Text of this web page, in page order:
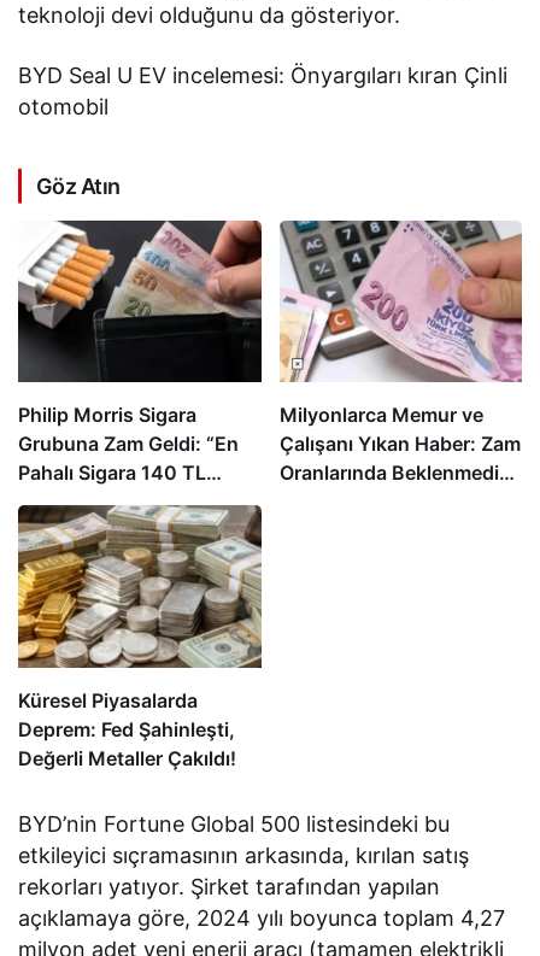
teknoloji devi olduğunu da gösteriyor.
BYD Seal U EV incelemesi: Önyargıları kıran Çinli
otomobil
Göz Atın
Philip Morris Sigara
Grubuna Zam Geldi: “En
Pahalı Sigara 140 TL
Oldu”
Milyonlarca Memur ve
Çalışanı Yıkan Haber: Zam
Oranlarında Beklenmedik
Küresel Piyasalarda
Deprem: Fed Şahinleşti,
Değerli Metaller Çakıldı!
BYD’nin Fortune Global 500 listesindeki bu
etkileyici sıçramasının arkasında, kırılan satış
rekorları yatıyor. Şirket tarafından yapılan
açıklamaya göre, 2024 yılı boyunca toplam 4,27
milyon adet yeni enerji aracı (tamamen elektrikli